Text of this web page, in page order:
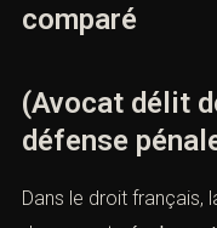
comparé
(Avocat délit
défense
Dans le droit français,